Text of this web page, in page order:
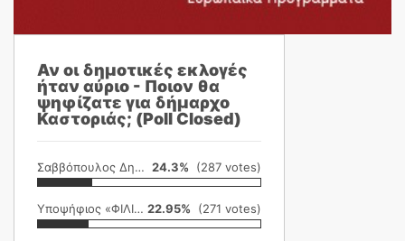
Αν οι δημοτικές εκλογές
ήταν αύριο - Ποιον θα
ψηφίζατε για δήμαρχο
Καστοριάς; (Poll Closed)
Σαββόπουλος Δημήτρης 24.3% (287 votes)
Υποψήφιος «ΦΙΛΙΚΗ ΕΤΑΙΡΕΙΑ» 22.95% (271 votes)